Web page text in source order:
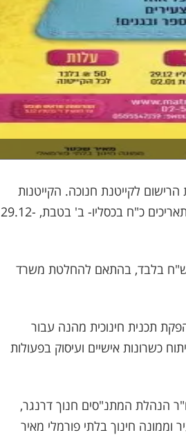
לקייטנת חנוכה. הקייטנות
יפעלו בגני הילדים ובבתי הספר בכיתות א-ג למשך חמישה ימים בין התאריכים כ"ח בכסליו- ב' בטבת, 29.12-
בקייטנה הינה ברישום מראש ובתשלום מוסבסד של 50 ש"ח בלבד, בהתאם להחלטת משרד
תכנית חינוכית מהנה עבור
כשרונות אישיים ועיסוק בפעולות
הנהלת המתנ"סים חנוך דרנגר,
חינוך בלתי פורמלי מאיר